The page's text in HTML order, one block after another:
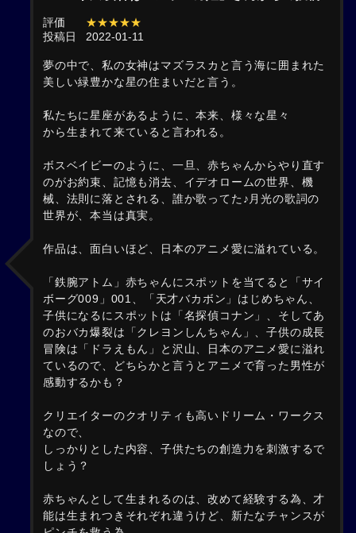
評価
★★★★★
投稿日
2022-01-11
夢の中で、私の女神はマズラスカと言う海に囲まれた
美しい緑豊かな星の住まいだと言う。
私たちに星座があるように、本来、様々な星々
から生まれて来ていると言われる。
ボスベイビーのように、一旦、赤ちゃんからやり直す
のがお約束、記憶も消去、イデオロームの世界、機
械、法則に落とされる、誰か歌ってた♪月光の歌詞の
世界が、本当は真実。
作品は、面白いほど、日本のアニメ愛に溢れている。
「鉄腕アトム」赤ちゃんにスポットを当てると「サイ
ボーグ009」001、「天才バカボン」はじめちゃん、
子供になるにスポットは「名探偵コナン」、そしてあ
のおバカ爆裂は「クレヨンしんちゃん」、子供の成長
冒険は「ドラえもん」と沢山、日本のアニメ愛に溢れ
ているので、どちらかと言うとアニメで育った男性が
感動するかも？
クリエイターのクオリティも高いドリーム・ワークス
なので、
しっかりとした内容、子供たちの創造力を刺激するで
しょう？
赤ちゃんとして生まれるのは、改めて経験する為、才
能は生まれつきそれぞれ違うけど、新たなチャンスが